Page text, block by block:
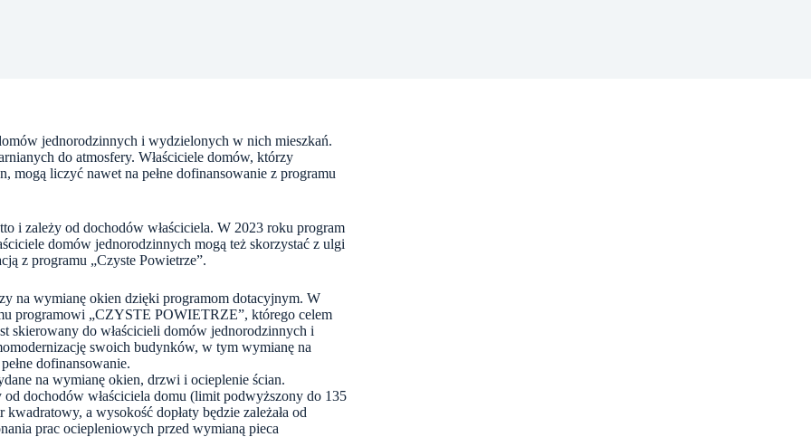
jednorodzinnych i wydzielonych w nich mieszkań.
do atmosfery. Właściciele domów, którzy
mogą liczyć nawet na pełne dofinansowanie z programu
i zależy od dochodów właściciela. W 2023 roku program
domów jednorodzinnych mogą też skorzystać z ulgi
z programu „Czyste Powietrze”.
na wymianę okien dzięki programom dotacyjnym. W
programowi „CZYSTE POWIETRZE”, którego celem
skierowany do właścicieli domów jednorodzinnych i
swoich budynków, w tym wymianę na
dofinansowanie.
na wymianę okien, drzwi i ocieplenie ścian.
dochodów właściciela domu (limit podwyższony do 135
a wysokość dopłaty będzie zależała od
prac ociepleniowych przed wymianą pieca